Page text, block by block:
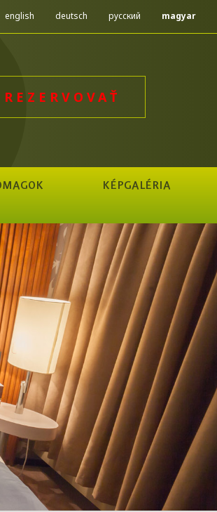
english deutsch русский magyar
REZERVOVAŤ
KÉPGALÉRIA